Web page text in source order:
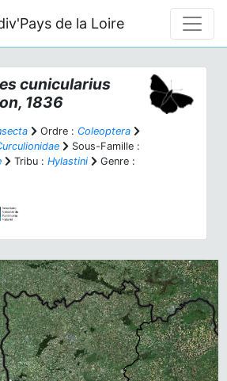
de la Loire
cunicularius
1836
Ordre : Coleoptera
Sous-Famille :
Tribu : Hylastini
Genre :